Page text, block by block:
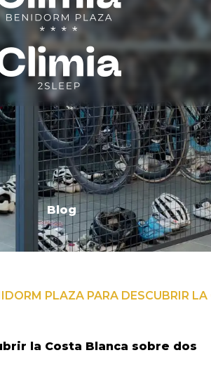
Blog
PLAZA PARA DESCUBRIR
la Costa Blanca sobre dos